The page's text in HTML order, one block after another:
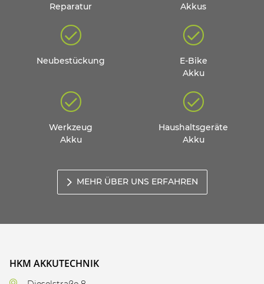
Reparatur
Akkus
Neubestückung
E-Bike
Akku
Werkzeug
Akku
Haushaltsgeräte
Akku
MEHR ÜBER UNS ERFAHREN
HKM AKKUTECHNIK